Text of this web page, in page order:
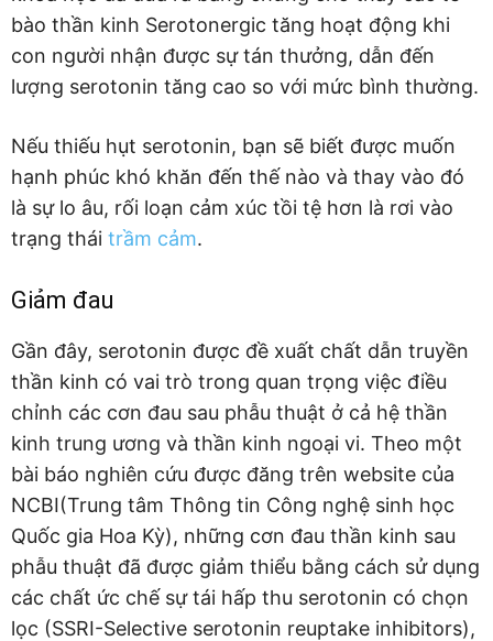
bào thần kinh Serotonergic tăng hoạt động khi
con người nhận được sự tán thưởng, dẫn đến
lượng serotonin tăng cao so với mức bình thường.
Nếu thiếu hụt serotonin, bạn sẽ biết được muốn
hạnh phúc khó khăn đến thế nào và thay vào đó
là sự lo âu, rối loạn cảm xúc tồi tệ hơn là rơi vào
trạng thái trầm cảm.
Giảm đau
Gần đây, serotonin được đề xuất chất dẫn truyền
thần kinh có vai trò trong quan trọng việc điều
chỉnh các cơn đau sau phẫu thuật ở cả hệ thần
kinh trung ương và thần kinh ngoại vi. Theo một
bài báo nghiên cứu được đăng trên website của
NCBI(Trung tâm Thông tin Công nghệ sinh học
Quốc gia Hoa Kỳ), những cơn đau thần kinh sau
phẫu thuật đã được giảm thiểu bằng cách sử dụng
các chất ức chế sự tái hấp thu serotonin có chọn
lọc (SSRI-Selective serotonin reuptake inhibitors),